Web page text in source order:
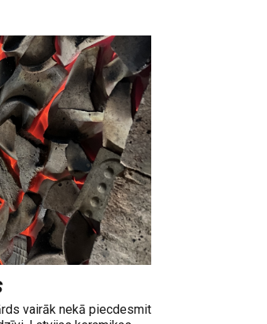
vairāk nekā piecdesmit